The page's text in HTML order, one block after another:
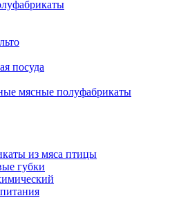
посуда
мясные полуфабрикаты
из мяса птицы
губки